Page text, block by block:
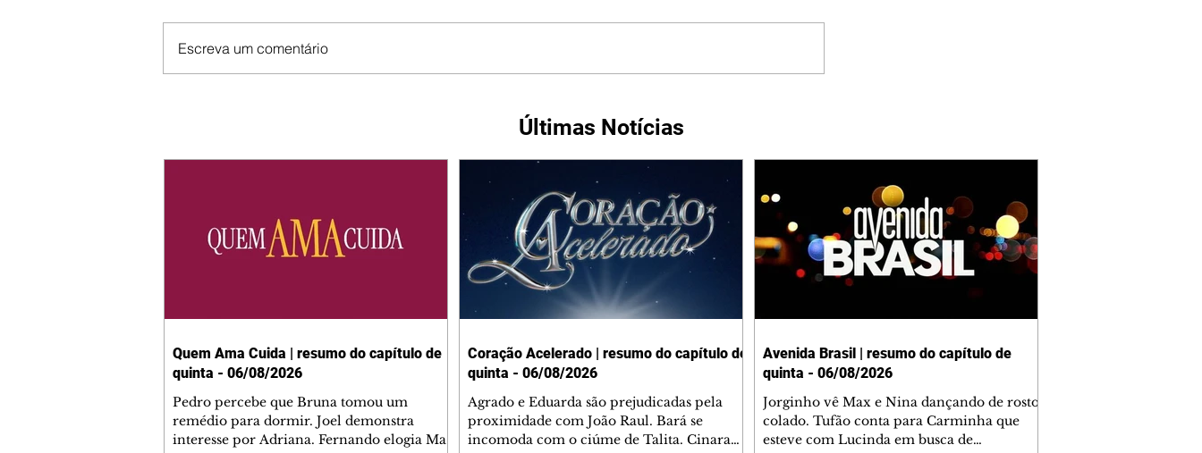
Escreva um comentário
Últimas Notícias
Quem Ama Cuida | resumo do capítulo de
quinta - 06/08/2026
Pedro percebe que Bruna tomou um
remédio para dormir. Joel demonstra
interesse por Adriana. Fernando elogia Mau
Coração Acelerado | resumo do capítulo de
quinta - 06/08/2026
Agrado e Eduarda são prejudicadas pela
proximidade com João Raul. Bará se
incomoda com o ciúme de Talita. Cinara
Avenida Brasil | resumo do capítulo de
quinta - 06/08/2026
Jorginho vê Max e Nina dançando de rosto
colado. Tufão conta para Carminha que
esteve com Lucinda em busca de